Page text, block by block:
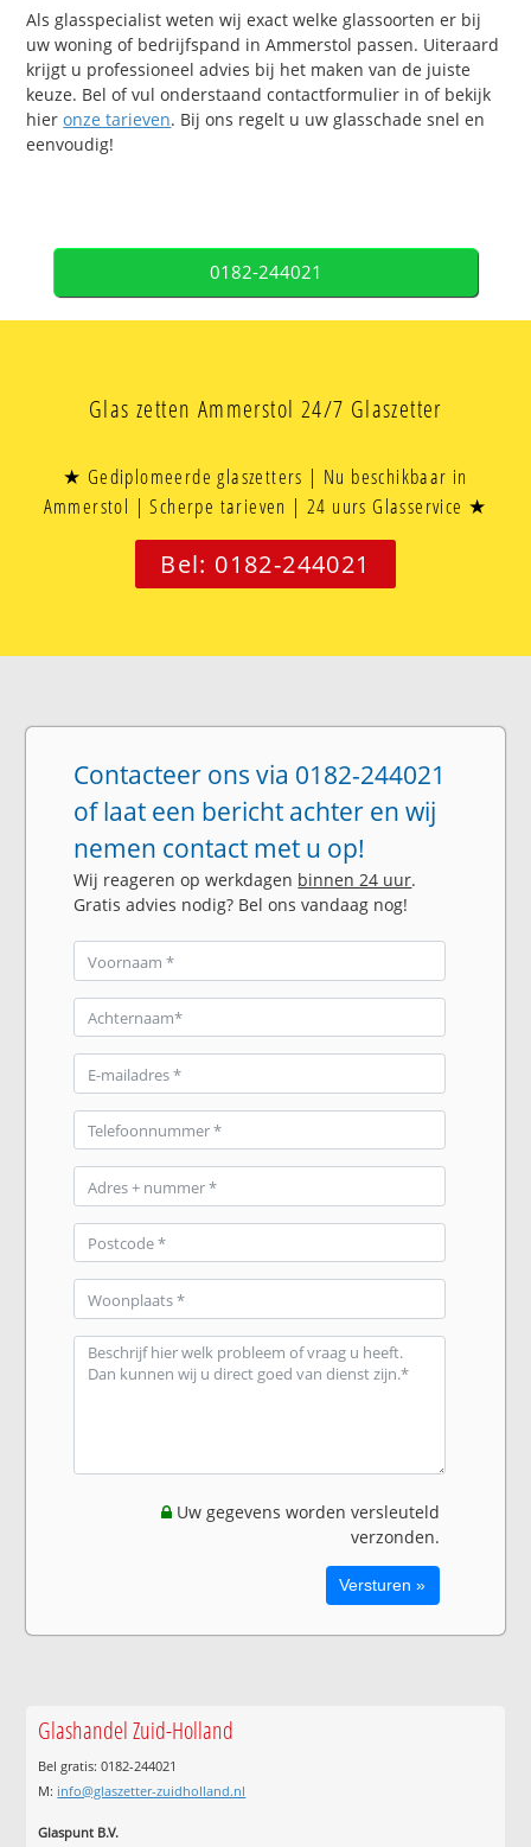
Als glasspecialist weten wij exact welke glassoorten er bij
uw woning of bedrijfspand in Ammerstol passen. Uiteraard
krijgt u professioneel advies bij het maken van de juiste
keuze. Bel of vul onderstaand contactformulier in of bekijk
hieronze tarieven. Bij ons regelt u uw glasschade snel en
eenvoudig!
0182-244021
Glas zetten Ammerstol 24/7 Glaszetter
★ Gediplomeerde glaszetters | Nu beschikbaar in
Ammerstol | Scherpe tarieven | 24 uurs Glasservice ★
Bel: 0182-244021
Contacteer ons via 0182-244021
of laat een bericht achter en wij
nemen contact met u op!
Wij reageren op werkdagen binnen 24 uur.
Gratis advies nodig? Bel ons vandaag nog!
Uw gegevens worden versleuteld
verzonden.
Glashandel Zuid-Holland
Bel gratis: 0182-244021
M: info@glaszetter-zuidholland.nl
Glaspunt B.V.